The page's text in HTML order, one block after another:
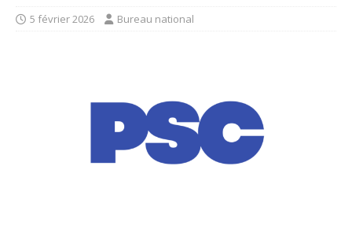
5 février 2026 Bureau national